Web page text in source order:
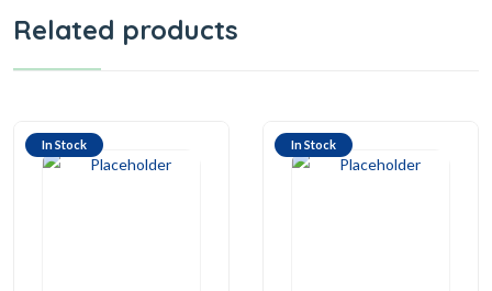
Related products
In Stock In Stock